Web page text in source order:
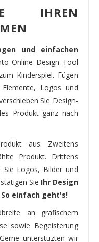
IHREN
und einfachen
Online Design Tool
Kinderspiel. Fügen
Logos und
Sie Design-
Produkt ganz nach
aus. Zweitens
Produkt. Drittens
Logos, Bilder und
Sie Ihr Design
einfach geht's!
an grafischem
sowie Begeisterung
unterstüzten wir